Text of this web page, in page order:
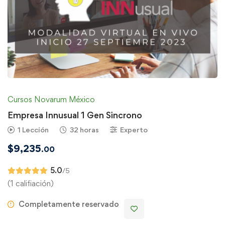
Cursos Novarum México
Empresa Innusual 1 Gen Sincrono
1 Lección 32 horas Experto
$9,235.00
5.0/5
(1 califiación)
Completamente reservado